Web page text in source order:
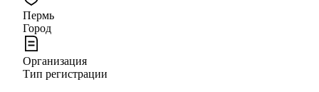
Пермь
Город
Организация
Тип регистрации